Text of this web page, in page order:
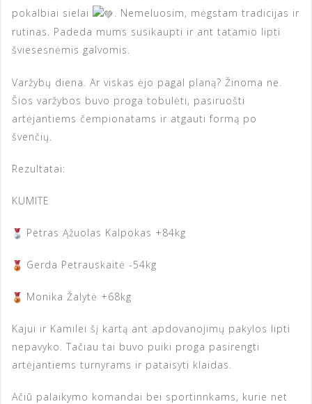
pokalbiai sielai
. Nemeluosim, mėgstam tradicijas ir
rutinas. Padeda mums susikaupti ir ant tatamio lipti
šviesesnėmis galvomis.
Varžybų diena. Ar viskas ėjo pagal planą? Žinoma ne.
Šios varžybos buvo proga tobulėti, pasiruošti
artėjantiems čempionatams ir atgauti formą po
švenčių.
Rezultatai:
KUMITE
Petras Ąžuolas Kalpokas +84kg
Gerda Petrauskaitė -54kg
Monika Žalytė +68kg
Kajui ir Kamilei šį kartą ant apdovanojimų pakylos lipti
nepavyko. Tačiau tai buvo puiki proga pasirengti
artėjantiems turnyrams ir pataisyti klaidas.
Ačiū palaikymo komandai bei sportinnkams, kurie net